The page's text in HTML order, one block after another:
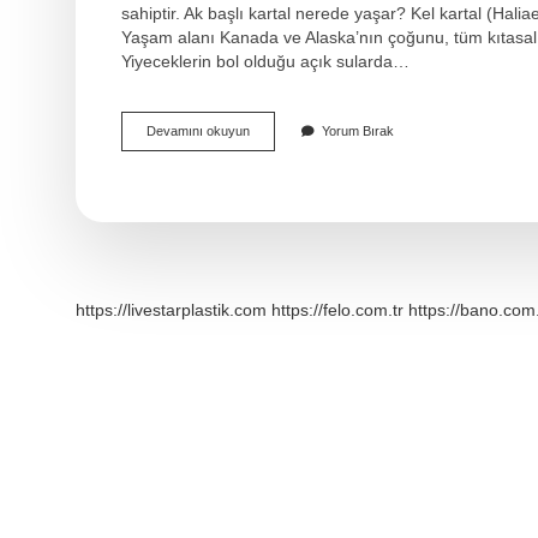
sahiptir. Ak başlı kartal nerede yaşar? Kel kartal
Yaşam alanı Kanada ve Alaska’nın çoğunu, tüm
Yiyeceklerin bol olduğu açık sularda…
Devamını okuyunBeyaz
Kartal
Yorum Bırak
https://livestarplastik.com https://felo.com.tr https://